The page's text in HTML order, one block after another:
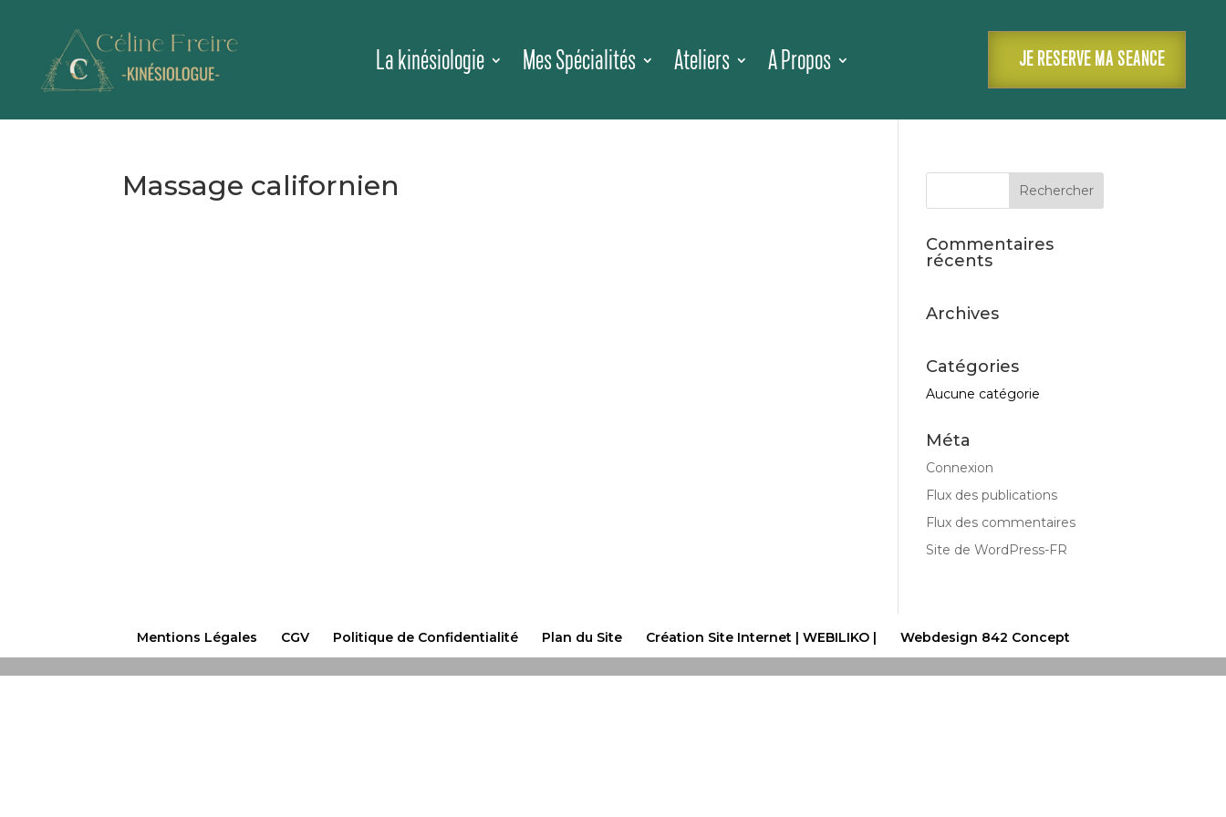
La kinésiologie Mes Spécialités Ateliers A Propos JE RESERVE MA SEANCE
Massage californien
Commentaires
récents
Archives
Catégories
Aucune catégorie
Méta
Connexion
Flux des publications
Flux des commentaires
Site de WordPress-FR
Mentions Légales CGV Politique de Confidentialité Plan du Site Création Site Internet | WEBILIKO | Webdesign 842 Concept